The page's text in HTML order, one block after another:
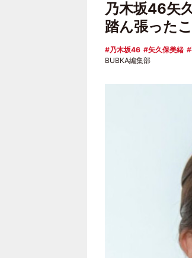
乃木坂46矢
踏ん張った
乃木坂46 矢久保美緒
BUBKA編集部